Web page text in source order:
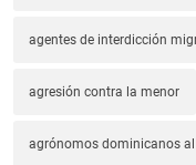
agentes de interdicción
agresión contra la menor
agrónomos dominicanos